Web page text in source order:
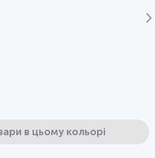
в цьому кольорі